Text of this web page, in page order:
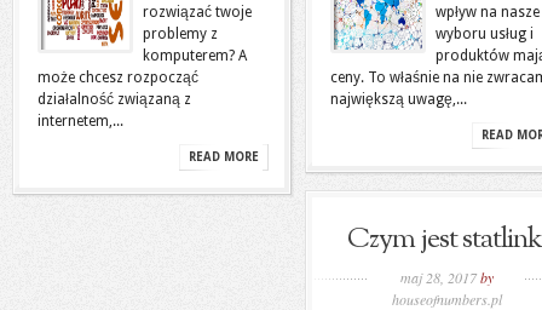
rozwiązać twoje
problemy z
komputerem? A
może chcesz rozpocząć
działalność związaną z
internetem,...
READ MORE
wpływ na nasze
wyboru usług i
produktów
ceny. To właśnie na nie
największą uwagę,...
READ
Czym jest
maj 28, 2017by
houseofnumbers.pl